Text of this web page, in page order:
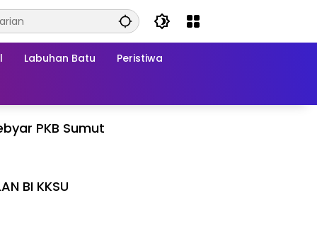
Labuhan Batu Peristiwa
PKB Sumut
BI KKSU